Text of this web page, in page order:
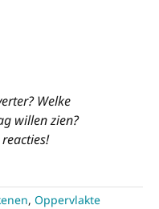
Welke
willen zien?
, Oppervlakte